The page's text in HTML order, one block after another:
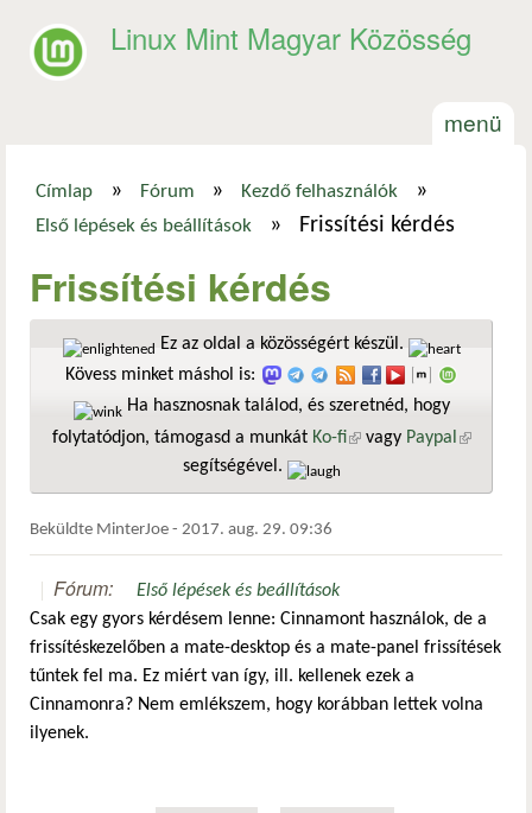
Linux Mint Magyar Közösség
menü
Jelenlegi hely
Címlap » Fórum » Kezdő felhasználók »
Első lépések és beállítások » Frissítési kérdés
Frissítési kérdés
Ez az oldal a közösségért készül.
Kövess minket máshol is:
Ha hasznosnak találod, és szeretnéd, hogy
folytatódjon, támogasd a munkát Ko-fi(külső hivatkozás)
vagy Paypal
segítségével.
Beküldte MinterJoe - 2017. aug. 29. 09:36
Fórum:
Első lépések és beállítások
Csak egy gyors kérdésem lenne: Cinnamont használok, de a
frissítéskezelőben a mate-desktop és a mate-panel frissítések
tűntek fel ma. Ez miért van így, ill. kellenek ezek a
Cinnamonra? Nem emlékszem, hogy korábban lettek volna
ilyenek.